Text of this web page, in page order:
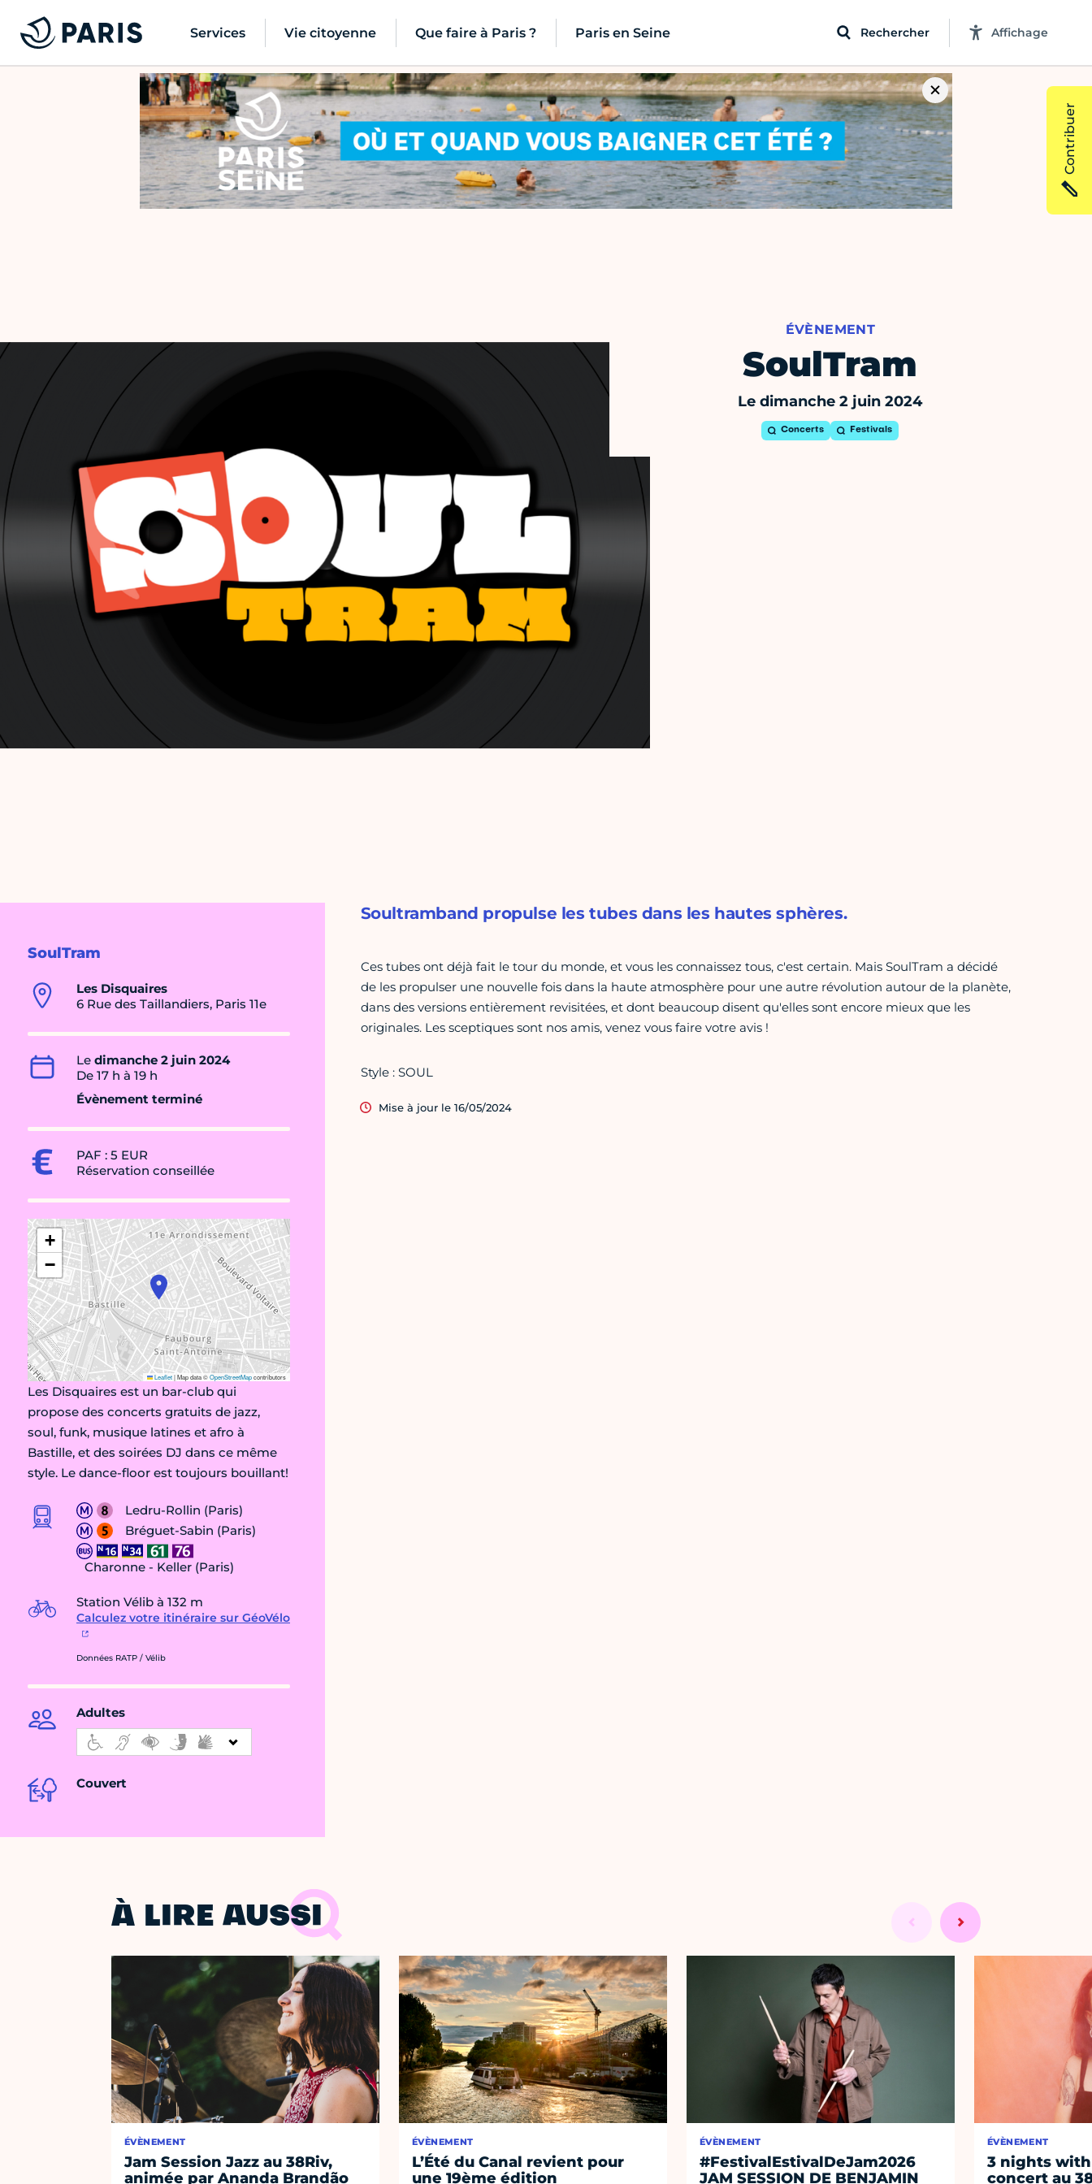
Services Vie citoyenne Que faire à Paris ? Paris en Seine Rechercher Affichage
ÉVÈNEMENT
SoulTram
Le dimanche 2 juin 2024
Concerts Festivals
SoulTram
Les Disquaires
6 Rue des Taillandiers, Paris 11e
Le dimanche 2 juin 2024
De 17 h à 19 h
Évènement terminé
PAF : 5 EUR
Réservation conseillée
+
−
Leaflet|Map data ©OpenStreetMapcontributors
Les Disquaires est un bar-club qui
propose des concerts gratuits de jazz,
soul, funk, musique latines et afro à
Bastille, et des soirées DJ dans ce même
style. Le dance-floor est toujours bouillant!
Ledru-Rollin (Paris)
Bréguet-Sabin (Paris)
Charonne - Keller (Paris)
Station Vélib à 132 m
Calculez votre itinéraire sur GéoVélo
Données RATP / Vélib
Adultes
Couvert
Soultramband propulse les tubes dans les hautes sphères.
Ces tubes ont déjà fait le tour du monde, et vous les connaissez tous, c'est certain. Mais SoulTram a décidé
de les propulser une nouvelle fois dans la haute atmosphère pour une autre révolution autour de la planète,
dans des versions entièrement revisitées, et dont beaucoup disent qu'elles sont encore mieux que les
originales. Les sceptiques sont nos amis, venez vous faire votre avis !
Style : SOUL
Mise à jour le 16/05/2024
À LIRE AUSSI
ÉVÈNEMENT
Jam Session Jazz au 38Riv,
animée par Ananda Brandão
ÉVÈNEMENT
L’Été du Canal revient pour
une 19ème édition
ÉVÈNEMENT
#FestivalEstivalDeJam2026
JAM SESSION DE BENJAMIN
ÉVÈNEMENT
3 nights with
concert au
Contribuer